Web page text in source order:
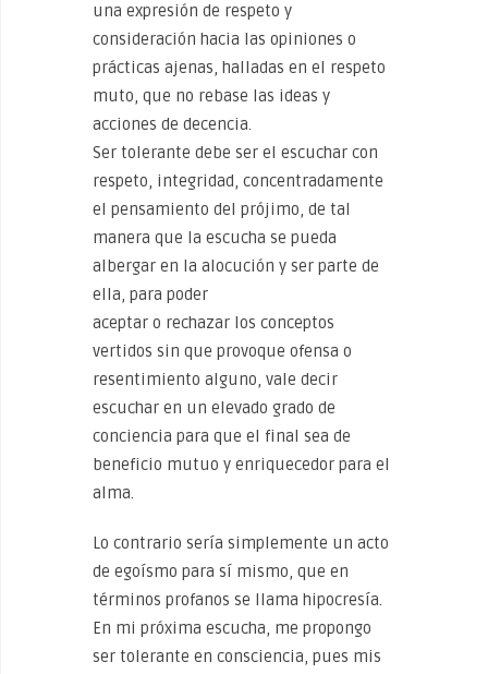
una expresión de respeto y
consideración hacia las opiniones o
prácticas ajenas, halladas en el respeto
muto, que no rebase las ideas y
acciones de decencia.
Ser tolerante debe ser el escuchar con
respeto, integridad, concentradamente
el pensamiento del prójimo, de tal
manera que la escucha se pueda
albergar en la alocución y ser parte de
ella, para poder
aceptar o rechazar los conceptos
vertidos sin que provoque ofensa o
resentimiento alguno, vale decir
escuchar en un elevado grado de
conciencia para que el final sea de
beneficio mutuo y enriquecedor para el
alma.
Lo contrario sería simplemente un acto
de egoísmo para sí mismo, que en
términos profanos se llama hipocresía.
En mi próxima escucha, me propongo
ser tolerante en consciencia, pues mis